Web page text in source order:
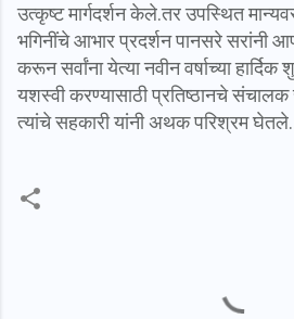
उत्कृष्ट मार्गदर्शन केले.तर उपस्थित
भगिनींचे आभार प्रदर्शन पानसरे सरांनी
करून सर्वांना येत्या नवीन वर्षाच्या
यशस्वी करण्यासाठी प्रतिष्ठानचे
त्यांचे सहकारी यांनी अथक परिश्रम घेतले.